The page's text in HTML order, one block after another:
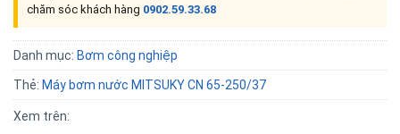
chăm sóc khách hàng 0902.59.33.68
Danh mục: Bơm công nghiệp
Thẻ: Máy bơm nước MITSUKY CN 65-250/37
Xem trên: